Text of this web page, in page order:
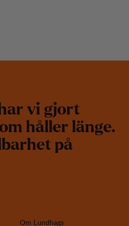
ar vi gjort
m håller länge.
barhet på
Om Lundhags